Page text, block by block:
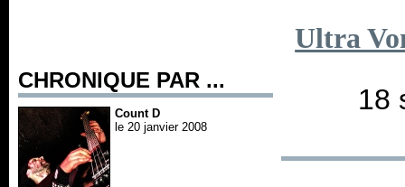
CHRONIQUE PAR ...
Count D
le 20 janvier 2008
Ultra
18